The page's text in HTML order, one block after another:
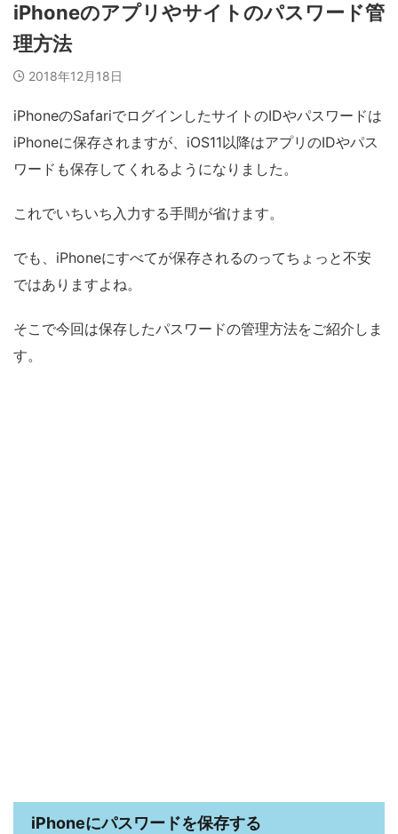
iPhoneのアプリやサイトのパスワード管
理方法
2018年12月18日
iPhoneのSafariでログインしたサイトのIDやパスワードは
iPhoneに保存されますが、iOS11以降はアプリのIDやパス
ワードも保存してくれるようになりました。
これでいちいち入力する手間が省けます。
でも、iPhoneにすべてが保存されるのってちょっと不安
ではありますよね。
そこで今回は保存したパスワードの管理方法をご紹介しま
す。
iPhoneにパスワードを保存する